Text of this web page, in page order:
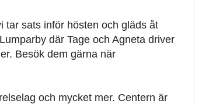
tar sats inför hösten och gläds åt
där Tage och Agneta driver
Besök dem gärna när
och mycket mer. Centern är